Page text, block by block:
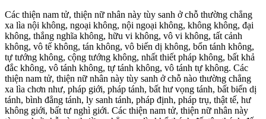
Các thiện nam tử, thiện nữ nhân này tùy sanh ở chỗ thường chẳng
xa lìa nội không, ngoại không, nội ngoại không, không không, đại
không, thắng nghĩa không, hữu vi không, vô vi không, tất cảnh
không, vô tế không, tán không, vô biến dị không, bổn tánh không,
tự tướng không, cộng tướng không, nhất thiết pháp không, bất khả
đắc không, vô tánh không, tự tánh không, vô tánh tự không. Các
thiện nam tử, thiện nữ nhân này tùy sanh ở chỗ nào thường chẳng
xa lìa chơn như, pháp giới, pháp tánh, bất hư vọng tánh, bất biến dị
tánh, bình đẳng tánh, ly sanh tánh, pháp định, pháp trụ, thật tế, hư
không giới, bất tư nghì giới. Các thiện nam tử, thiện nữ nhân này